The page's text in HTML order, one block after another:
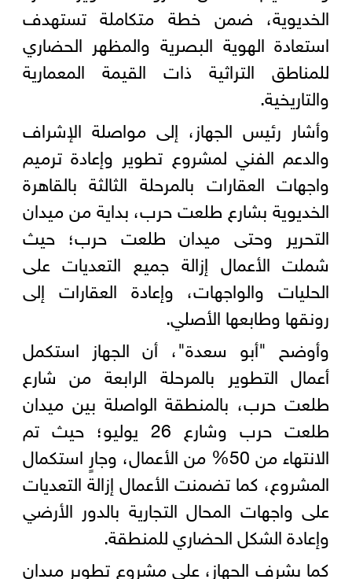
الخديوية، ضمن خطة متكاملة تستهدف
استعادة الهوية البصرية والمظهر الحضاري
للمناطق التراثية ذات القيمة المعمارية
والتاريخية.
وأشار رئيس الجهاز، إلى مواصلة الإشراف
والدعم الفني لمشروع تطوير وإعادة ترميم
واجهات العقارات بالمرحلة الثالثة بالقاهرة
الخديوية بشارع طلعت حرب، بداية من ميدان
التحرير وحتى ميدان طلعت حرب؛ حيث
شملت الأعمال إزالة جميع التعديات على
الحليات والواجهات، وإعادة العقارات إلى
رونقها وطابعها الأصلي.
وأوضح "أبو سعدة"، أن الجهاز استكمل
أعمال التطوير بالمرحلة الرابعة من شارع
طلعت حرب، بالمنطقة الواصلة بين ميدان
طلعت حرب وشارع 26 يوليو؛ حيث تم
الانتهاء من 50% من الأعمال، وجارٍ استكمال
المشروع، كما تضمنت الأعمال إزالة التعديات
على واجهات المحال التجارية بالدور الأرضي
وإعادة الشكل الحضاري للمنطقة.
كما يشرف الجهاز، على مشروع تطوير ميدان